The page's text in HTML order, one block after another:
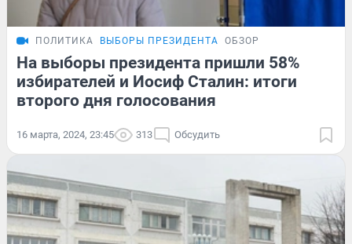
ПОЛИТИКА ВЫБОРЫ ПРЕЗИДЕНТА ОБЗОР
На выборы президента пришли 58%
избирателей и Иосиф Сталин: итоги
второго дня голосования
16 марта, 2024, 23:45 313 Обсудить